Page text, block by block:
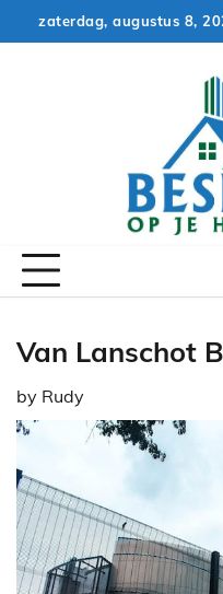
to
zaterdag, augustus 8,
Van Lanschot
by Rudy